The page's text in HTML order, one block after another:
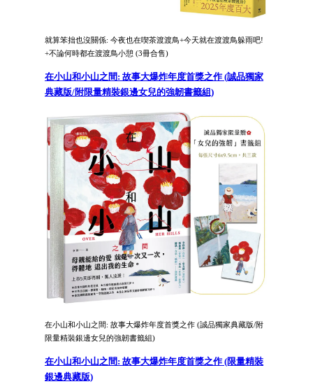
就算笨拙也沒關係: 今夜也在喫茶渡渡鳥+今天就在渡渡鳥躲雨吧!
+不論何時都在渡渡鳥小憩 (3冊合售)
在小山和小山之間: 故事大爆炸年度首獎之作 (誠品獨家
典藏版/附限量精裝銀邊女兒的強韌書籤組)
在小山和小山之間: 故事大爆炸年度首獎之作 (誠品獨家典藏版/附
限量精裝銀邊女兒的強韌書籤組)
在小山和小山之間: 故事大爆炸年度首獎之作 (限量精裝
銀邊典藏版)